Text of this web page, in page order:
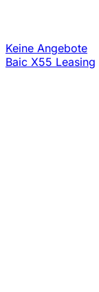
Keine Angebote
Baic X55 Leasing